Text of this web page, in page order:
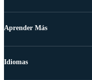
Aprender Más
Idiomas